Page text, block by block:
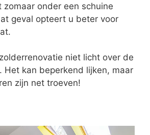
zomaar onder een schuine
geval opteert u beter voor
niet licht over de
Het kan beperkend lijken, maar
zijn net troeven!